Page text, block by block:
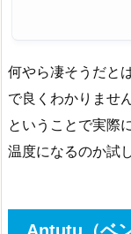
何やら凄そうだと
で良くわかりませ
ということで実際
温度になるのか試